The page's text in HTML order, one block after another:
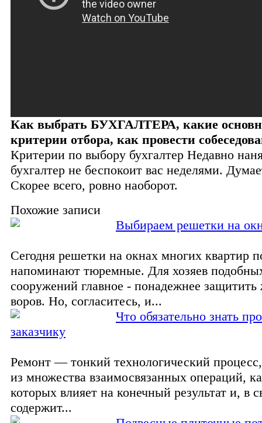
Как выбрать БУХГАЛТЕРА, какие
критерии отбора, как провести
Критерии по выбору бухгалтер Недавно
бухгалтер не беспокоит вас неделями.
Скорее всего, ровно наоборот.
Похожие записи
Выбираем решетки на
Сегодня решетки на окнах многих квартир
напоминают тюремные. Для хозяев
сооружений главное - понадежнее
воров. Но, согласитесь, и...
Что обязательно знать
заказчику
Ремонт — тонкий технологический
из множества взаимосвязанных операций,
которых влияет на конечный результат и, в
содержит...